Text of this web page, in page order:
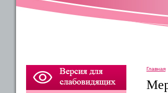
Главная